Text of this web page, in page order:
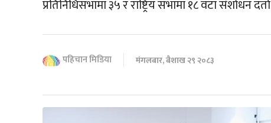
प्रतिनिधिसभामा ३५ र राष्ट्रिय सभामा १८ वटा संशोधन दर्ता
पहिचान मिडिया मंगलबार, बैशाख २९ २०८३